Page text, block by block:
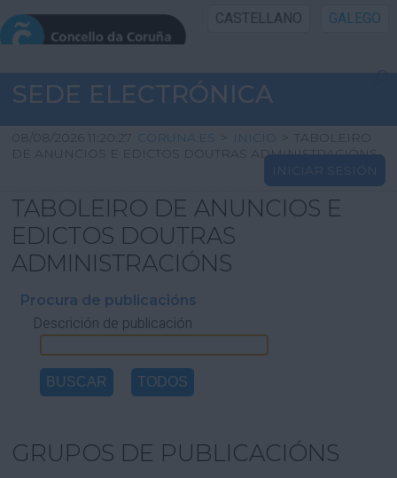
CASTELLANO GALEGO
INICIO SEDE
INICIO
INFORMACIÓN PÚBLICA
CARTAFOL CIDADÁN
UTILIDADES
AXUDA
SEDE ELECTRÓNICA
08/08/2026 11:20:27 CORUNA.ES > INICIO > TABOLEIRO
DE ANUNCIOS E EDICTOS DOUTRAS ADMINISTRACIÓNS
INICIAR SESIÓN
TABOLEIRO DE ANUNCIOS E
EDICTOS DOUTRAS
ADMINISTRACIÓNS
Procura de publicacións
Descrición de publicación
GRUPOS DE PUBLICACIÓNS